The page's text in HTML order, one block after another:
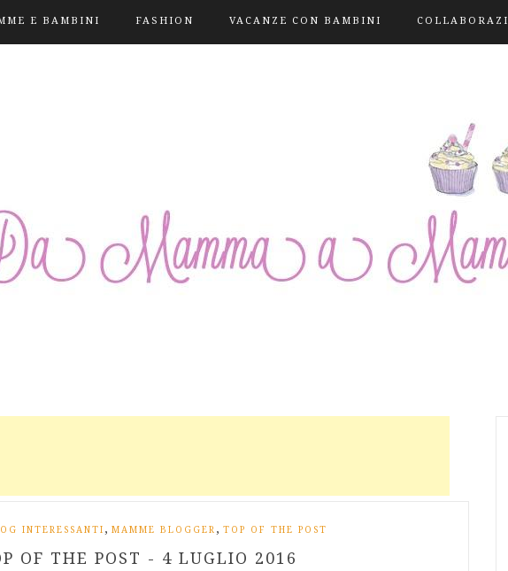
E BAMBINI FASHION VACANZE CON BAMBINI
INTERESSANTI , MAMME BLOGGER , TOP OF THE POST
OF THE POST - 4 LUGLIO 2016